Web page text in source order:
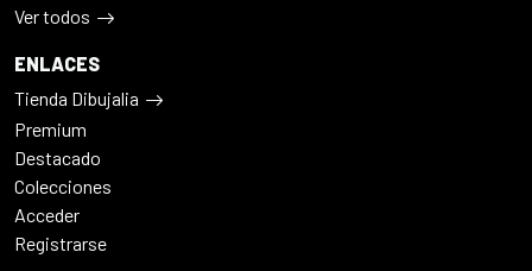
Ver todos
ENLACES
Tienda Dibujalia
Premium
Destacado
Colecciones
Acceder
Registrarse